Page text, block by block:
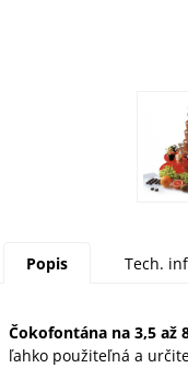
Popis Tech.
Čokofontána na 3,5 až
ľahko použiteľná a